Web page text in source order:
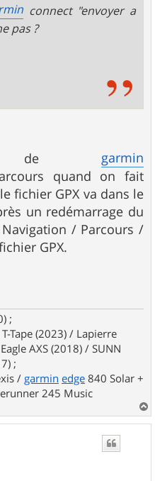
connect "envoyer a
pas ?
de garmin
quand on fait
fichier GPX va dans le
un redémarrage du
/ Parcours /
GPX.
;
Tape (2023) / Lapierre
AXS (2018) / SUNN
;
/ garmin edge 840 Solar +
245 Music
a